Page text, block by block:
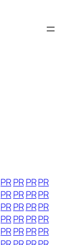
PRPR PRPR
PRPR PRPR
PRPR PRPR
PRPR PRPR
PRPR PRPR